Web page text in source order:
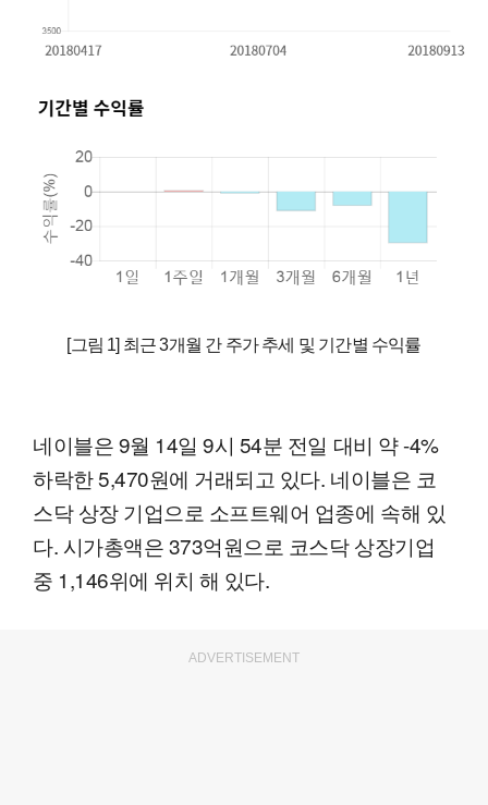
[그림 1] 최근 3개월 간 주가 추세 및 기간별 수익률
네이블은 9월 14일 9시 54분 전일 대비 약 -4%
하락한 5,470원에 거래되고 있다. 네이블은 코
스닥 상장 기업으로 소프트웨어 업종에 속해 있
다. 시가총액은 373억원으로 코스닥 상장기업
중 1,146위에 위치 해 있다.
ADVERTISEMENT